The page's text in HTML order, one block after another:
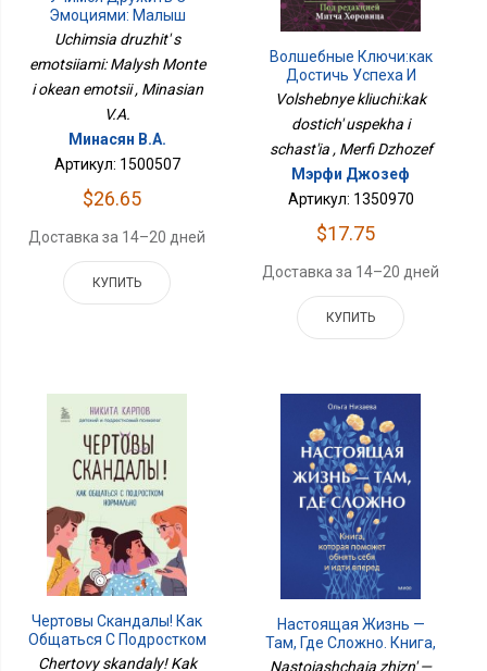
Эмоциями: Малыш
Монте И Океан Эмоций
Uchimsia druzhit' s
emotsiiami: Malysh Monte
i okean emotsii , Minasian
V.A.
Минасян В.А.
Артикул: 1500507
$26.65
Доставка за 14–20 дней
КУПИТЬ
Волшебные Ключи:как
Достичь Успеха И
Счастья
Volshebnye kliuchi:kak
dostich' uspekha i
schast'ia , Merfi Dzhozef
Мэрфи Джозеф
Артикул: 1350970
$17.75
Доставка за 14–20 дней
КУПИТЬ
Чертовы Скандалы! Как
Общаться С Подростком
Нормально
Chertovy skandaly! Kak
Настоящая Жизнь —
Там, Где Сложно. Книга,
Которая Поможет
Nastoiashchaia zhizn' —